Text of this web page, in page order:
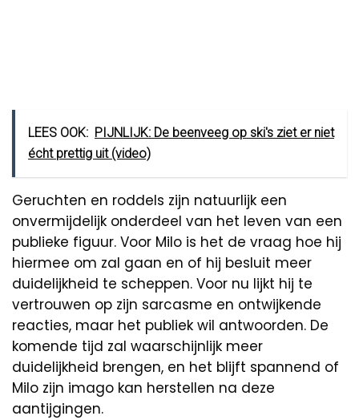
LEES OOK: PIJNLIJK: De beenveeg op ski's ziet er niet
écht prettig uit (video)
Geruchten en roddels zijn natuurlijk een
onvermijdelijk onderdeel van het leven van een
publieke figuur. Voor Milo is het de vraag hoe hij
hiermee om zal gaan en of hij besluit meer
duidelijkheid te scheppen. Voor nu lijkt hij te
vertrouwen op zijn sarcasme en ontwijkende
reacties, maar het publiek wil antwoorden. De
komende tijd zal waarschijnlijk meer
duidelijkheid brengen, en het blijft spannend of
Milo zijn imago kan herstellen na deze
aantijgingen.